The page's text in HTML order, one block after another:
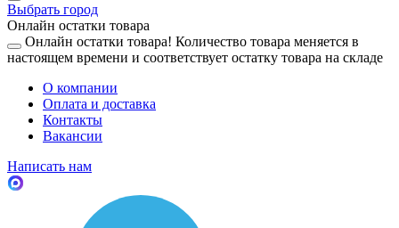
Выбрать город
Онлайн остатки товара
Онлайн остатки товара! Количество товара меняется в
настоящем времени и соответствует остатку товара на складе
О компании
Оплата и доставка
Контакты
Вакансии
Написать нам